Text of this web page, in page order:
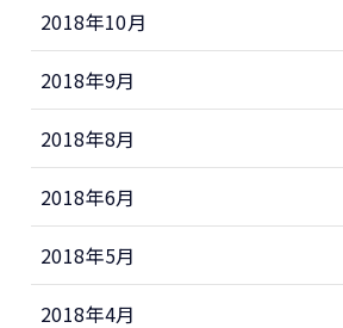
2018年10月
2018年9月
2018年8月
2018年6月
2018年5月
2018年4月